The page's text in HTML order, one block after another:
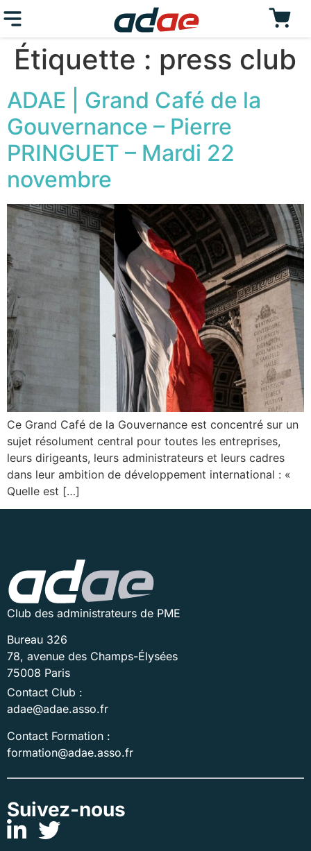
Étiquette : press club
ADAE | Grand Café de la
Gouvernance – Pierre
PRINGUET – Mardi 22
novembre
Ce Grand Café de la Gouvernance est concentré sur un
sujet résolument central pour toutes les entreprises,
leurs dirigeants, leurs administrateurs et leurs cadres
dans leur ambition de développement international : «
Quelle est […]
Club des administrateurs de PME
Bureau 326
78, avenue des Champs-Élysées
75008 Paris
Contact Club :
adae@adae.asso.fr
Contact Formation :
formation@adae.asso.fr
Suivez-nous